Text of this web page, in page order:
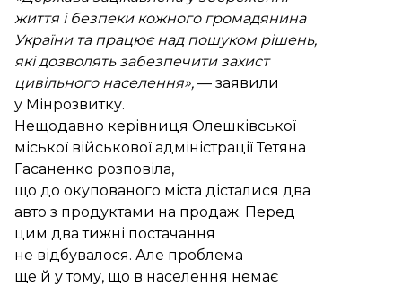
життя і безпеки кожного громадянина
України та працює над пошуком рішень,
які дозволять забезпечити захист
цивільного населення», — заявили
у Мінрозвитку.
Нещодавно керівниця Олешківської
міської військової адміністрації Тетяна
Гасаненко розповіла,
що до окупованого міста дісталися два
авто з продуктами на продаж. Перед
цим два тижні постачання
не відбувалося. Але проблема
ще й у тому, що в населення немає